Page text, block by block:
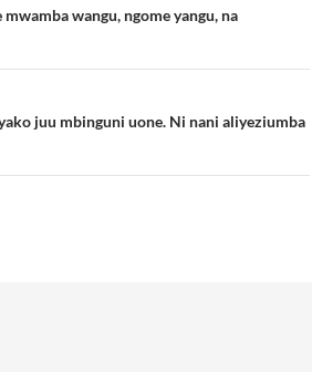
wangu, ngome yangu, na
juu mbinguni uone. Ni nani aliyeziumba